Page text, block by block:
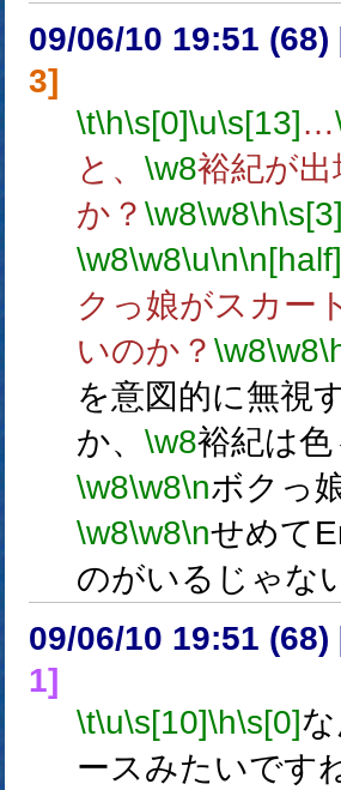
09/06/10 19:51 (68)
3]
\t\h\s[0]\u\s[13]…
と、 \w8裕紀が
か？ \w8\w8\h
\w8\w8\u\n\n[half]
クっ娘がスカー
いのか？ \w8\w8
を意図的に無視
か、 \w8裕紀は
\w8\w8\nボクっ
\w8\w8\nせめて
のがいるじゃな
09/06/10 19:51 (68)
1]
\t\u\s[10]\h\s[0]
ースみたいです